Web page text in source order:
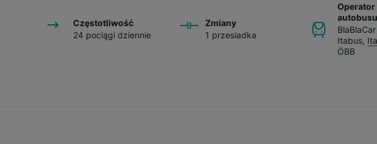
Częstotliwość
24 pociągi dziennie
Zmiany
1 przesiadka
autobusu
Itabus,
ÖBB